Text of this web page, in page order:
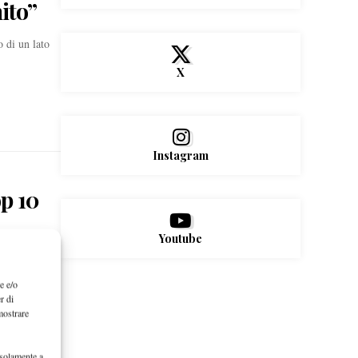
e/o
di
di un lato
10
Flavio
X
Instagram
Youtube